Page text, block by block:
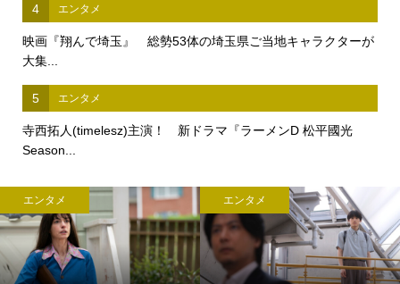
4 エンタメ
映画『翔んで埼玉』 総勢53体の埼玉県ご当地キャラクターが
大集...
5 エンタメ
寺西拓人(timelesz)主演！ 新ドラマ『ラーメンD 松平國光
Season...
エンタメ エンタメ